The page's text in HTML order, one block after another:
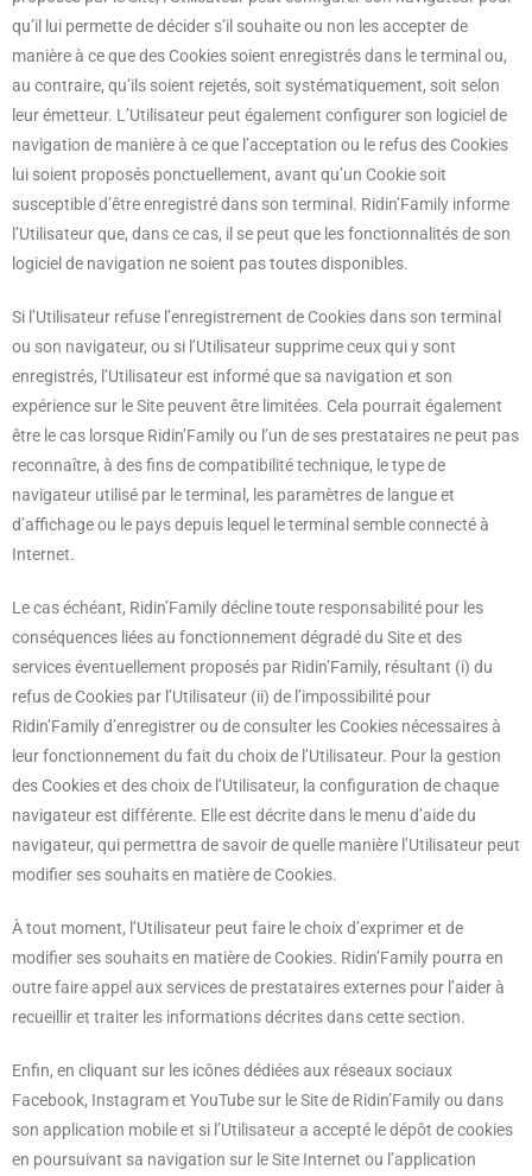
qu’il lui permette de décider s’il souhaite ou non les accepter de
manière à ce que des Cookies soient enregistrés dans le terminal ou,
au contraire, qu’ils soient rejetés, soit systématiquement, soit selon
leur émetteur. L’Utilisateur peut également configurer son logiciel de
navigation de manière à ce que l’acceptation ou le refus des Cookies
lui soient proposés ponctuellement, avant qu’un Cookie soit
susceptible d’être enregistré dans son terminal. Ridin’Family informe
l’Utilisateur que, dans ce cas, il se peut que les fonctionnalités de son
logiciel de navigation ne soient pas toutes disponibles.
Si l’Utilisateur refuse l’enregistrement de Cookies dans son terminal
ou son navigateur, ou si l’Utilisateur supprime ceux qui y sont
enregistrés, l’Utilisateur est informé que sa navigation et son
expérience sur le Site peuvent être limitées. Cela pourrait également
être le cas lorsque Ridin’Family ou l’un de ses prestataires ne peut pas
reconnaître, à des fins de compatibilité technique, le type de
navigateur utilisé par le terminal, les paramètres de langue et
d’affichage ou le pays depuis lequel le terminal semble connecté à
Internet.
Le cas échéant, Ridin’Family décline toute responsabilité pour les
conséquences liées au fonctionnement dégradé du Site et des
services éventuellement proposés par Ridin’Family, résultant (i) du
refus de Cookies par l’Utilisateur (ii) de l’impossibilité pour
Ridin’Family d’enregistrer ou de consulter les Cookies nécessaires à
leur fonctionnement du fait du choix de l’Utilisateur. Pour la gestion
des Cookies et des choix de l’Utilisateur, la configuration de chaque
navigateur est différente. Elle est décrite dans le menu d’aide du
navigateur, qui permettra de savoir de quelle manière l’Utilisateur peut
modifier ses souhaits en matière de Cookies.
À tout moment, l’Utilisateur peut faire le choix d’exprimer et de
modifier ses souhaits en matière de Cookies. Ridin’Family pourra en
outre faire appel aux services de prestataires externes pour l’aider à
recueillir et traiter les informations décrites dans cette section.
Enfin, en cliquant sur les icônes dédiées aux réseaux sociaux
Facebook, Instagram et YouTube sur le Site de Ridin’Family ou dans
son application mobile et si l’Utilisateur a accepté le dépôt de cookies
en poursuivant sa navigation sur le Site Internet ou l’application